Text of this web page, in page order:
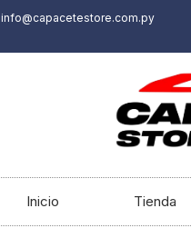
info@capacetestore.com.py
Inicio Tienda